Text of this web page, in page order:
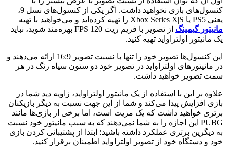
کنسول‌های بازی نخواهید داشت. اگر یکی از کنسول‌های نسل 9،
یعنی PS5 یا Xbox Series X|S را تهیه کرده‌اید و می‌خواهید با تهیه
مانیتور گیمینگ
از تصویر با فریم ریت 120 FPS بهره‌مند شوید، نباید
یک مانیتور اولتراواید تهیه کنید.
این کنسول‌ها تصویر خود را تنها با نسبت تصویر 16:9 ارائه می‌دهند و
در مانیتورهای اولتراواید در تصویر خود دو ستون سیاه رنگ در هر
سمت تصویر خواهید داشت.
علاوه بر این با استفاده از یک مانیتور اولتراواید، زاویه دید شما در
بازی افزایش پیدا می‌کند و شما از این جهت نسبت به دیگر بازیکنان
برتری خواهید داشت که یک مزیت است، اما برخی از بازی‌ها مانند
PUBG این اجازه را به شما نمی‌دهند که به سبب مانیتور خود نسبت
به دیگرین برتری عملکرد داشته باشید؛ ابتدا از پشتیبانی کردن بازی
خود و دستگاه خود از تصویر اولتراواید اطمینان برقرار کنید.